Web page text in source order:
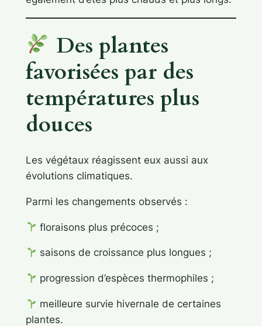
Des plantes
favorisées par des
températures plus
douces
Les végétaux réagissent eux aussi aux
évolutions climatiques.
Parmi les changements observés :
floraisons plus précoces ;
saisons de croissance plus longues ;
progression d’espèces thermophiles ;
meilleure survie hivernale de certaines
plantes.